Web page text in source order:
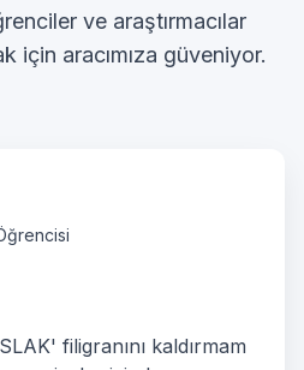
ve araştırmacılar
için aracımıza güveniyor.
filigranını kaldırmam